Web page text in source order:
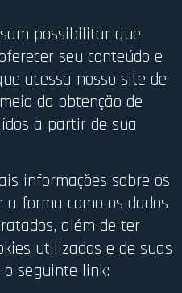
possibilitar que
seu conteúdo e
acessa nosso site de
da obtenção de
a partir de sua
informações sobre os
a forma como os dados
além de ter
utilizados e de suas
o seguinte link: